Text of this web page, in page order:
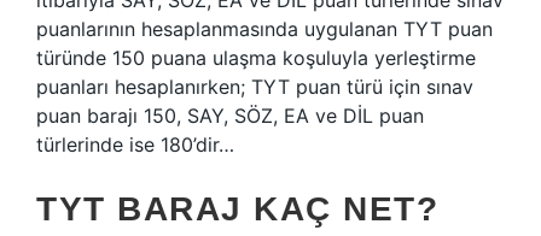
puanlarının hesaplanmasında uygulanan TYT puan
türünde 150 puana ulaşma koşuluyla yerleştirme
puanları hesaplanırken; TYT puan türü için sınav
puan barajı 150, SAY, SÖZ, EA ve DİL puan
türlerinde ise 180’dir…
TYT BARAJ KAÇ NET?